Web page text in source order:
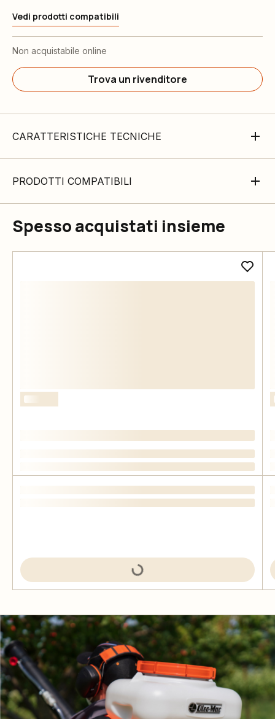
Vedi prodotti compatibili
Non acquistabile online
Trova un rivenditore
CARATTERISTICHE TECNICHE
PRODOTTI COMPATIBILI
Spesso acquistati insieme